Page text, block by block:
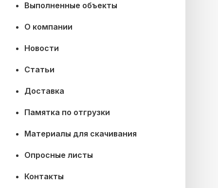
Выполненные объекты
О компании
Новости
Статьи
Доставка
Памятка по отгрузки
Материалы для скачивания
Опросные листы
Контакты